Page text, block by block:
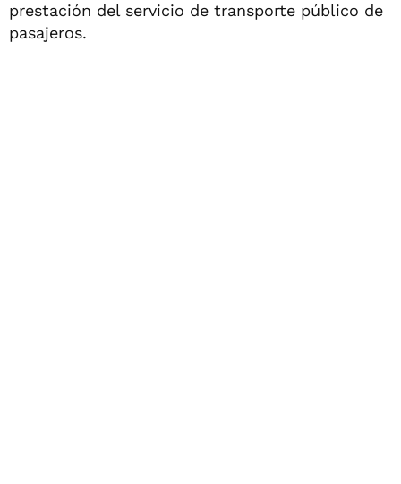
prestación del servicio de transporte público de
pasajeros.